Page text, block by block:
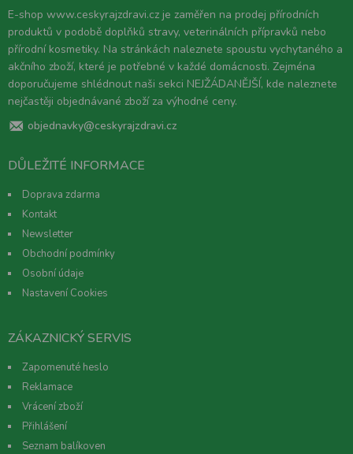
E-shop www.ceskyrajzdravi.cz je zaměřen na prodej přírodních
produktů v podobě doplňků stravy, veterinálních přípravků nebo
přírodní kosmetiky. Na stránkách naleznete spoustu vychytaného a
akčního zboží, které je potřebné v každé domácnosti. Zejména
doporučujeme shlédnout naši sekci NEJŽÁDANĚJŠÍ, kde naleznete
nejčastěji objednávané zboží za výhodné ceny.
objednavky@ceskyrajzdravi.cz
DŮLEŽITÉ INFORMACE
Doprava zdarma
Kontakt
Newsletter
Obchodní podmínky
Osobní údaje
Nastavení Cookies
ZÁKAZNICKÝ SERVIS
Zapomenuté heslo
Reklamace
Vrácení zboží
Přihlášení
Seznam balíkoven